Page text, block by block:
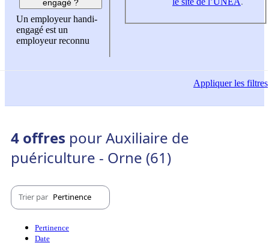
engagé ?
Un employeur handi-
engagé est un
employeur reconnu
Appliquerles filtres
4 offres pour Auxiliaire de
puériculture - Orne (61)
Trier par Pertinence
Pertinence
Date